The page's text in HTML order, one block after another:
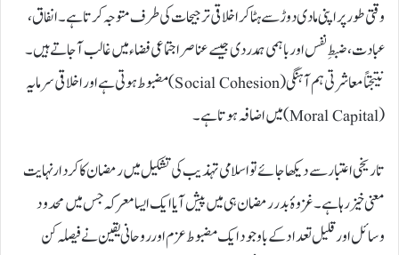
وقتی طور پر اپنی مادی دوڑ سے ہٹا کر اخلاقی ترجیحات کی طرف متوجہ کرتا ہے۔ انفاق،
عبادت، ضبطِ نفس اور باہمی ہمدردی جیسے عناصر اجتماعی فضاء میں غالب آ جاتے ہیں۔
نتیجتاً معاشرتی ہم آہنگی (Social Cohesion) مضبوط ہوتی ہے اور اخلاقی سرمایہ
(Moral Capital) میں اضافہ ہوتا ہے۔
تاریخی اعتبار سے دیکھا جائے تو اسلامی تہذیب کی تشکیل میں رمضان کا کردار نہایت
معنی خیز رہا ہے۔ غزوۂ بدر رمضان ہی میں پیش آیا ایک ایسا معرکہ جس میں محدود
وسائل اور قلیل تعداد کے باوجود ایک مضبوط عزم اور روحانی یقین نے فیصلہ کن